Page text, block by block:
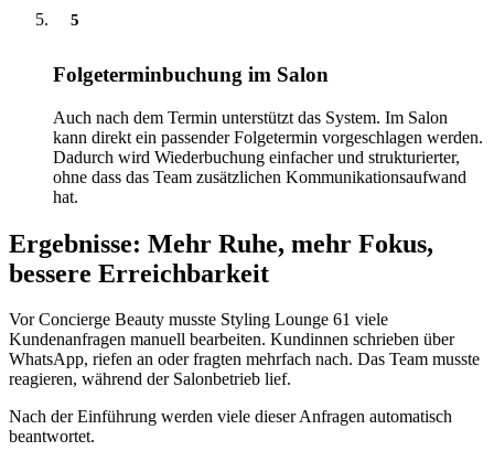
5
Folgeterminbuchung im Salon
Auch nach dem Termin unterstützt das System. Im Salon
kann direkt ein passender Folgetermin vorgeschlagen werden.
Dadurch wird Wiederbuchung einfacher und strukturierter,
ohne dass das Team zusätzlichen Kommunikationsaufwand
hat.
Ergebnisse: Mehr Ruhe, mehr Fokus,
bessere Erreichbarkeit
Vor Concierge Beauty musste Styling Lounge 61 viele
Kundenanfragen manuell bearbeiten. Kundinnen schrieben über
WhatsApp, riefen an oder fragten mehrfach nach. Das Team musste
reagieren, während der Salonbetrieb lief.
Nach der Einführung werden viele dieser Anfragen automatisch
beantwortet.